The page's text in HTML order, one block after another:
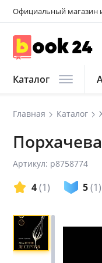
Официальный магазин
Каталог
Главная Каталог
Артикул: p8758774
4(1) 5(1)